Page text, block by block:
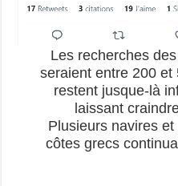
Les recherches
seraient entre 200
restent jusque-là
laissant
Plusieurs navires
côtes grecs